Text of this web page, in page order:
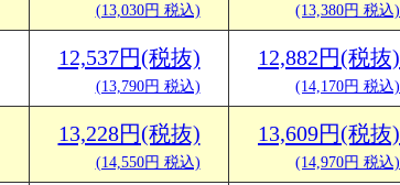
(13,030円 税込) (13,380円 税込)
12,537円(税抜)
(13,790円 税込)
12,882円(税抜)
(14,170円 税込)
13,228円(税抜)
(14,550円 税込)
13,609円(税抜)
(14,970円 税込)